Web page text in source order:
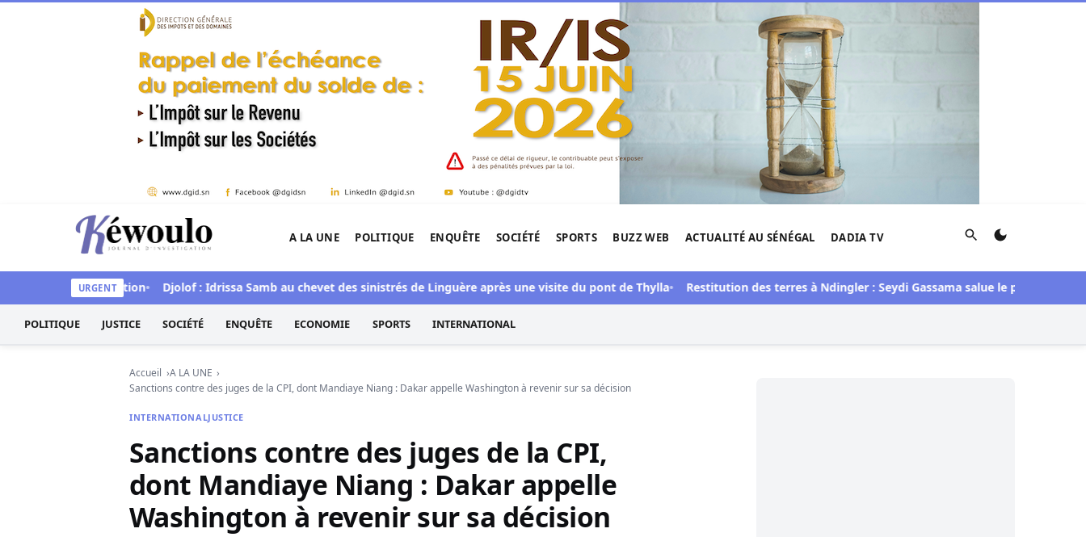
Aller au contenu
Kéwoulo, le premier site d'information et d'investigation de l'Afrique.
A LA UNE POLITIQUE ENQUÊTE SOCIÉTÉ SPORTS BUZZ WEB ACTUALITÉ AU SÉNÉGAL DADIA TV Rechercher
URGENT
de la situation Djolof : Idrissa Samb au chevet des sinistrés de Linguère après une visite du pont de Thylla Restitution des terres à Ndingler : Seydi Gassama salue le processus engagé
POLITIQUE JUSTICE SOCIÉTÉ ENQUÊTE ECONOMIE SPORTS INTERNATIONAL
Accueil
A LA UNE
Sanctions contre des juges de la CPI, dont Mandiaye Niang : Dakar appelle Washington à revenir sur sa décision
INTERNATIONALJUSTICE
Sanctions contre des juges de la CPI,
dont Mandiaye Niang : Dakar appelle
Washington à revenir sur sa décision